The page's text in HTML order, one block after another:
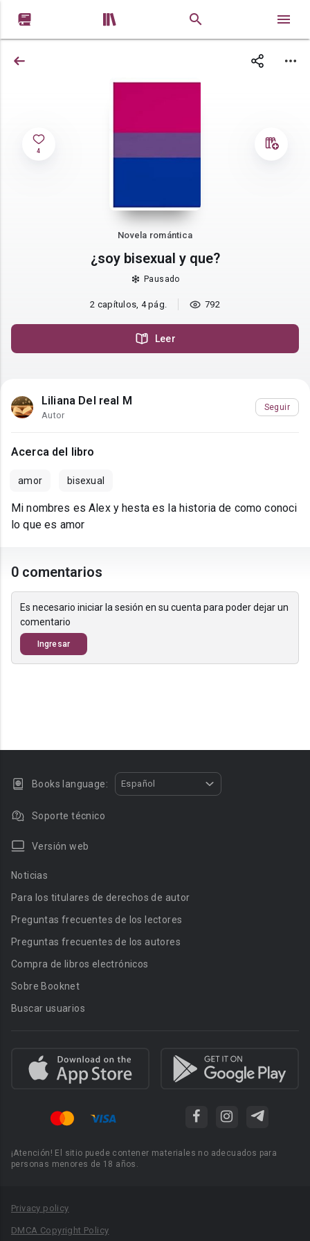
 
4
Novela romántica
¿soy bisexual y que?
Pausado
2 capítulos, 4 pág. 792
Leer
Liliana Del real M
Autor
Seguir
Acerca del libro
amor bisexual
Mi nombres es Alex y hesta es la historia de como conoci
lo que es amor
0 comentarios
Es necesario iniciar la sesión en su cuenta para poder dejar un
comentario
Ingresar
Books language: Español
Soporte técnico
Versión web
Noticias
Para los titulares de derechos de autor
Preguntas frecuentes de los lectores
Preguntas frecuentes de los autores
Compra de libros electrónicos
Sobre Booknet
Buscar usuarios
¡Atención! El sitio puede contener materiales no adecuados para
personas menores de 18 años.
Privacy policy
DMCA Copyright Policy